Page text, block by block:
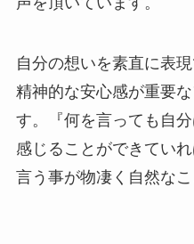
自分の想いを素直に表
精神的な安心感が重要
す。『何を言っても自
感じることができてい
言う事が物凄く自然なこ